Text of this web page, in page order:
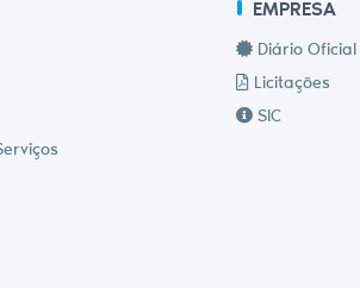
EMPRESA
Diário Oficial
Licitações
SIC